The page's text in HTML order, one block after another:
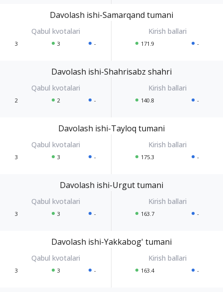
Davolash ishi-Samarqand tumani
3 3 - 171.9 -
Davolash ishi-Shahrisabz shahri
2 2 - 140.8 -
Davolash ishi-Tayloq tumani
3 3 - 175.3 -
Davolash ishi-Urgut tumani
3 3 - 163.7 -
Davolash ishi-Yakkabog' tumani
3 3 - 163.4 -